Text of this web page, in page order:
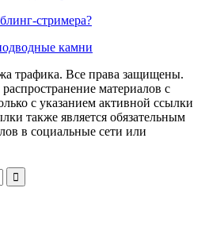
стримера?
камни
трафика. Все права защищены.
материалов с
с указанием активной ссылки
также является обязательным
в социальные сети или